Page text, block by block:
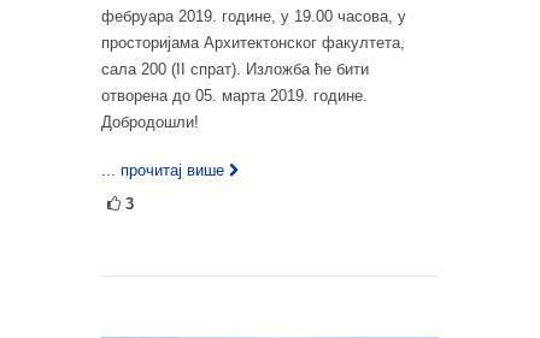
фебруара 2019. године, у 19.00 часова, у
просторијама Архитектонског факултета,
сала 200 (II спрат). Изложба ће бити
отворена до 05. марта 2019. године.
Добродошли!
... прочитај више
3